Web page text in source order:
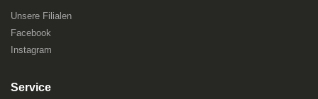
Unsere Filialen
Facebook
Instagram
Service